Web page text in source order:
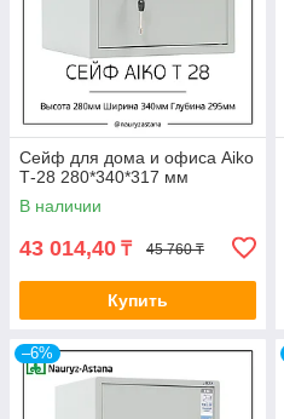
Сейф для дома и офиса Aiko
Т-28 280*340*317 мм
В наличии
43 014,40 ₸ 45 760 ₸
Купить
–6%